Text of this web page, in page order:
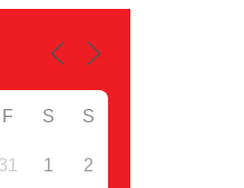
F S S
31 1 2